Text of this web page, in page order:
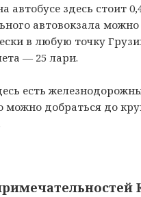
автобусе здесь стоит
автовокзала можно
в любую точку
— 25 лари.
есть
можно добраться до